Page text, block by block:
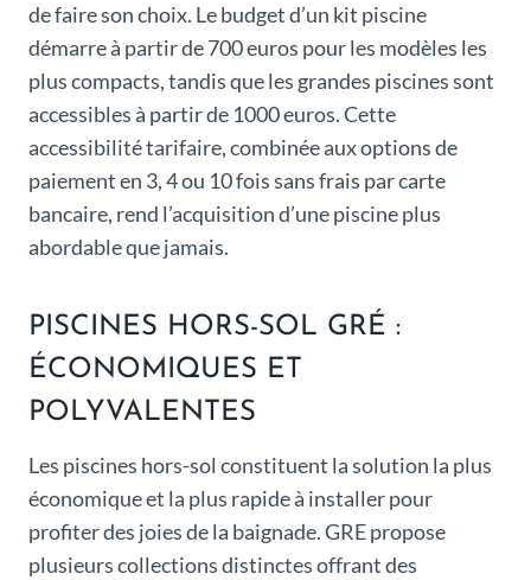
de faire son choix. Le budget d’un kit piscine
démarre à partir de 700 euros pour les modèles les
plus compacts, tandis que les grandes piscines sont
accessibles à partir de 1000 euros. Cette
accessibilité tarifaire, combinée aux options de
paiement en 3, 4 ou 10 fois sans frais par carte
bancaire, rend l’acquisition d’une piscine plus
abordable que jamais.
PISCINES HORS-SOL GRÉ :
ÉCONOMIQUES ET
POLYVALENTES
Les piscines hors-sol constituent la solution la plus
économique et la plus rapide à installer pour
profiter des joies de la baignade. GRE propose
plusieurs collections distinctes offrant des